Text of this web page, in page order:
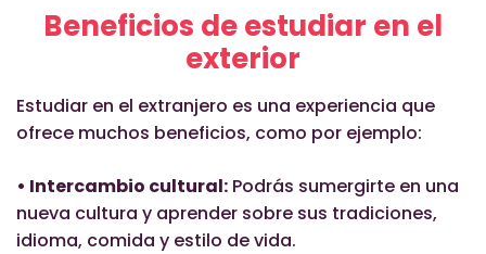
Beneficios de estudiar en el
exterior
Estudiar en el extranjero es una experiencia que
ofrece muchos beneficios, como por ejemplo:
• Intercambio cultural: Podrás sumergirte en una
nueva cultura y aprender sobre sus tradiciones,
idioma, comida y estilo de vida.